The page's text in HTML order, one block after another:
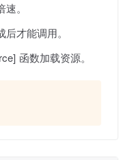
。
才能调用。
函数加载资源。